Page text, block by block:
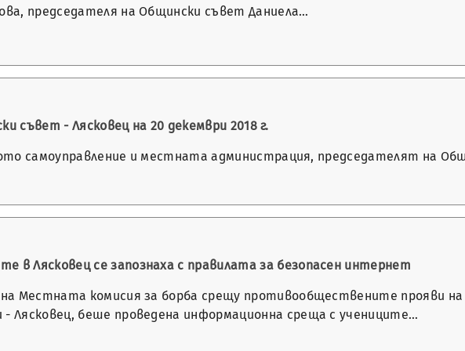
председателя на Общински съвет Даниела…
съвет - Лясковец на 20 декември 2018 г.
самоуправление и местната администрация, председателят на
в Лясковец се запознаха с правилата за безопасен интернет
на Местната комисия за борба срещу противообществените прояви
- Лясковец, беше проведена информационна среща с учениците…